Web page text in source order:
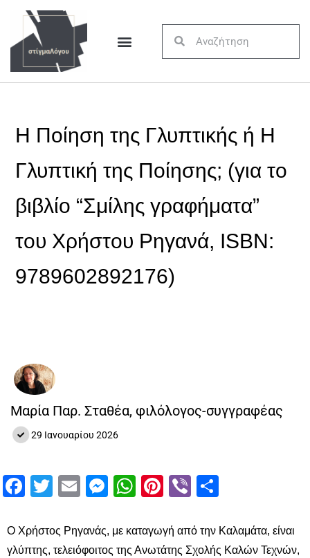
Η Ποίηση της Γλυπτικής ή Η
Γλυπτική της Ποίησης; (για το
βιβλίο “Σμίλης γραφήματα”
του Χρήστου Ρηγανά, ISBN:
9789602892176)
Μαρία Παρ. Σταθέα, φιλόλογος-συγγραφέας
29 Ιανουαρίου 2026
Facebook
Twitter
EmailMessenger
WhatsApp
Pinterest
Viber
Ο Χρήστος Ρηγανάς, με καταγωγή από την Καλαμάτα, είναι
γλύπτης, τελειόφοιτος της Ανωτάτης Σχολής Καλών Τεχνών,